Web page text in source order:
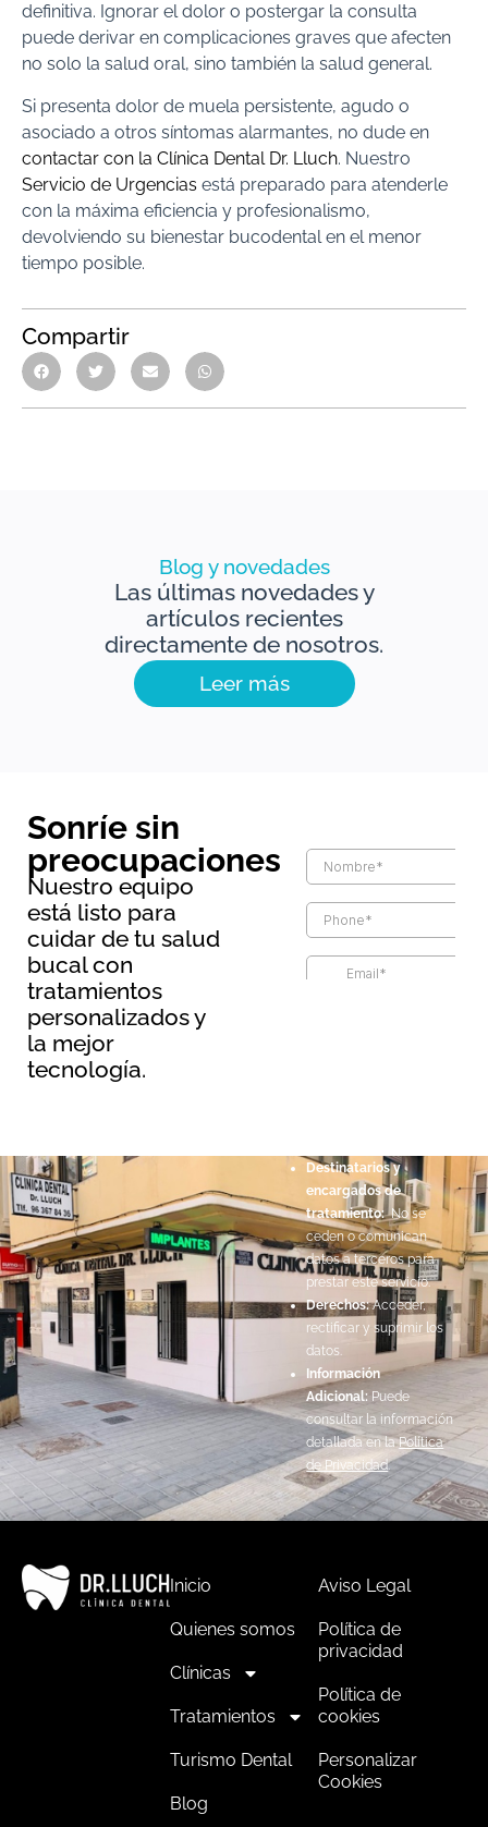
definitiva. Ignorar el dolor o postergar la consulta
puede derivar en complicaciones graves que afecten
no solo la salud oral, sino también la salud general.
Si presenta dolor de muela persistente, agudo o
asociado a otros síntomas alarmantes, no dude en
contactar con la Clínica Dental Dr. Lluch. Nuestro
Servicio de Urgencias está preparado para atenderle
con la máxima eficiencia y profesionalismo,
devolviendo su bienestar bucodental en el menor
tiempo posible.
Compartir
Blog y novedades
Las últimas novedades y
artículos recientes
directamente de nosotros.
Leer más
Destinatarios y
encargados de
tratamiento:No se
ceden o comunican
datos a terceros para
prestar este servicio.
Derechos:Acceder,
rectificar y suprimir los
datos.
Información
Adicional: Puede
consultar la información
detallada en laPolítica
de Privacidad.
Sonríe sin
preocupaciones
Nuestro equipo
está listo para
cuidar de tu salud
bucal con
tratamientos
personalizados y
la mejor
tecnología.
Inicio
Quienes somos
Clínicas
Tratamientos
Turismo Dental
Blog
Aviso Legal
Política de
privacidad
Política de
cookies
Personalizar
Cookies